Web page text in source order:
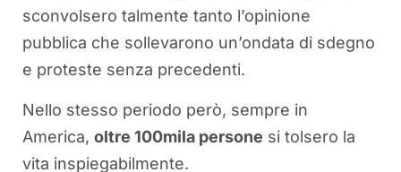
sconvolsero talmente tanto l’opinione
pubblica che sollevarono un’ondata di sdegno
e proteste senza precedenti.
Nello stesso periodo però, sempre in
America, oltre 100mila persone si tolsero la
vita inspiegabilmente.